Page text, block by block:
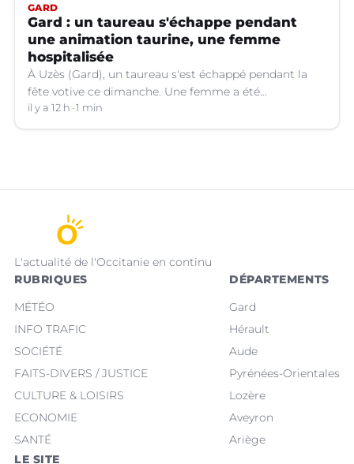
GARD
Gard : un taureau s'échappe pendant
une animation taurine, une femme
hospitalisée
À Uzès (Gard), un taureau s'est échappé pendant la
fête votive ce dimanche. Une femme a été
légèrement blessée et transportée à l'hôpital.
il y a 12 h 1 min
L'actualité de l'Occitanie en continu
RUBRIQUES
MÉTÉO
INFO TRAFIC
SOCIÉTÉ
FAITS-DIVERS / JUSTICE
CULTURE & LOISIRS
ECONOMIE
SANTÉ
DÉPARTEMENTS
Gard
Hérault
Aude
Pyrénées-Orientales
Lozère
Aveyron
Ariège
LE SITE